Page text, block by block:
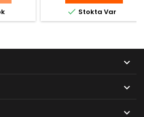
 Stokta Var


